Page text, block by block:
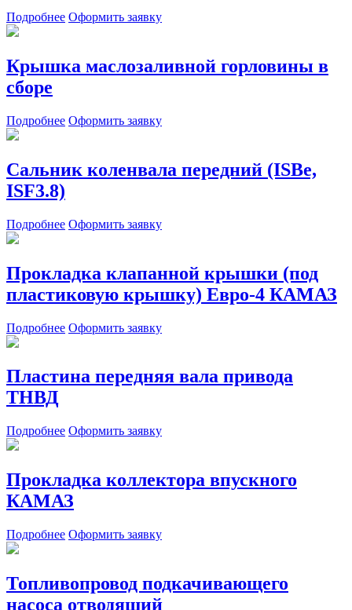
Подробнее Оформить заявку
Крышка маслозаливной горловины в
сборе
Подробнее Оформить заявку
Сальник коленвала передний (ISBe,
ISF3.8)
Подробнее Оформить заявку
Прокладка клапанной крышки (под
пластиковую крышку) Евро-4 КАМАЗ
Подробнее Оформить заявку
Пластина передняя вала привода
ТНВД
Подробнее Оформить заявку
Прокладка коллектора впускного
КАМАЗ
Подробнее Оформить заявку
Топливопровод подкачивающего
насоса отводящий